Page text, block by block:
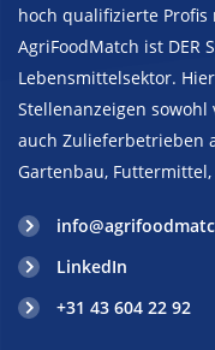
hoch qualifizierte
AgriFoodMatch ist DER
Lebensmittelsektor.
Stellenanzeigen
auch Zulieferbetrieben
Gartenbau,
LinkedIn
+31 43 604 22 92